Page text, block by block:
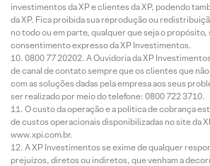
investimentos da XP e clientes da XP, podendo
da XP. Fica proibida sua reprodução ou
no todo ou em parte, qualquer que seja o propósito,
consentimento expresso da XP Investimentos.
0800 77 20202. A Ouvidoria da XP
de canal de contato sempre que os clientes que
com as soluções dadas pela empresa aos seus
ser realizado por meio do telefone: 0800 722 3710.
O custo da operação e a política de cobrança
de custos operacionais disponibilizadas no site da
www.xpi.com.br.
A XP Investimentos se exime de qualquer
prejuízos, diretos ou indiretos, que venham a